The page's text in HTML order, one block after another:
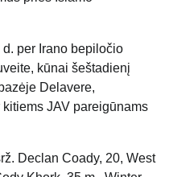
per Irano bepiločio
kūnai šeštadienį
Delavere,
JAV pareigūnams
Declan Coady, 20, West